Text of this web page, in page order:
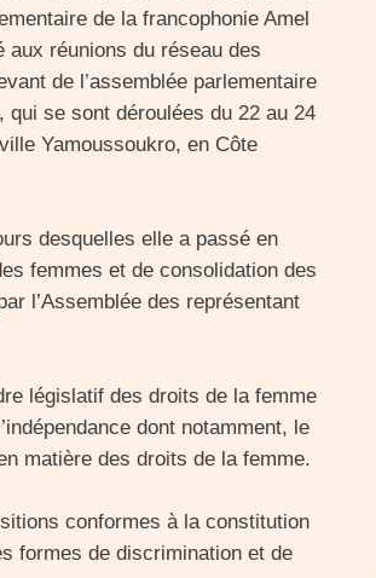
de la francophonie Amel
aux réunions du réseau des
de l’assemblée parlementaire
qui se sont déroulées du 22 au 24
Yamoussoukro, en Côte
desquelles elle a passé en
femmes et de consolidation des
l’Assemblée des représentant
législatif des droits de la femme
dont notamment, le
matière des droits de la femme.
conformes à la constitution
formes de discrimination et de